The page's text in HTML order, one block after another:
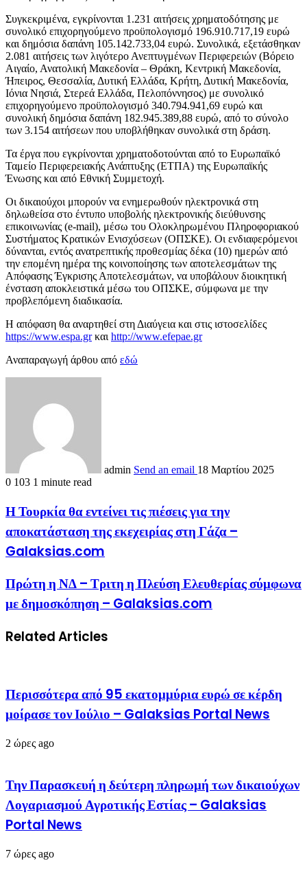
Συγκεκριμένα, εγκρίνονται 1.231 αιτήσεις χρηματοδότησης με
συνολικό επιχορηγούμενο προϋπολογισμό 196.910.717,19 ευρώ
και δημόσια δαπάνη 105.142.733,04 ευρώ. Συνολικά, εξετάσθηκαν
2.081 αιτήσεις των λιγότερο Ανεπτυγμένων Περιφερειών (Βόρειο
Αιγαίο, Ανατολική Μακεδονία – Θράκη, Κεντρική Μακεδονία,
Ήπειρος, Θεσσαλία, Δυτική Ελλάδα, Κρήτη, Δυτική Μακεδονία,
Ιόνια Νησιά, Στερεά Ελλάδα, Πελοπόννησος) με συνολικό
επιχορηγούμενο προϋπολογισμό 340.794.941,69 ευρώ και
συνολική δημόσια δαπάνη 182.945.389,88 ευρώ, από το σύνολο
των 3.154 αιτήσεων που υποβλήθηκαν συνολικά στη δράση.
Τα έργα που εγκρίνονται χρηματοδοτούνται από το Ευρωπαϊκό
Ταμείο Περιφερειακής Ανάπτυξης (ΕΤΠΑ) της Ευρωπαϊκής
Ένωσης και από Εθνική Συμμετοχή.
Οι δικαιούχοι μπορούν να ενημερωθούν ηλεκτρονικά στη
δηλωθείσα στο έντυπο υποβολής ηλεκτρονικής διεύθυνσης
επικοινωνίας (e-mail), μέσω του Ολοκληρωμένου Πληροφοριακού
Συστήματος Κρατικών Ενισχύσεων (ΟΠΣΚΕ). Οι ενδιαφερόμενοι
δύνανται, εντός ανατρεπτικής προθεσμίας δέκα (10) ημερών από
την επομένη ημέρα της κοινοποίησης των αποτελεσμάτων της
Απόφασης Έγκρισης Αποτελεσμάτων, να υποβάλουν διοικητική
ένσταση αποκλειστικά μέσω του ΟΠΣΚΕ, σύμφωνα με την
προβλεπόμενη διαδικασία.
Η απόφαση θα αναρτηθεί στη Διαύγεια και στις ιστοσελίδες
https://www.espa.grκαι http://www.efepae.gr
Αναπαραγωγή άρθου από εδώ
admin Send an email 18 Μαρτίου 2025
0 103 1 minute read
Η Τουρκία θα εντείνει τις πιέσεις για την
αποκατάσταση της εκεχειρίας στη Γάζα –
Galaksias.com
Πρώτη η ΝΔ – Τριτη η Πλεύση Ελευθερίας σύμφωνα
με δημοσκόπηση – Galaksias.com
Related Articles
Περισσότερα από 95 εκατομμύρια ευρώ σε κέρδη
μοίρασε τον Ιούλιο – Galaksias Portal News
2 ώρες ago
Την Παρασκευή η δεύτερη πληρωμή των δικαιούχων
Λογαριασμού Αγροτικής Εστίας – Galaksias
Portal News
7 ώρες ago